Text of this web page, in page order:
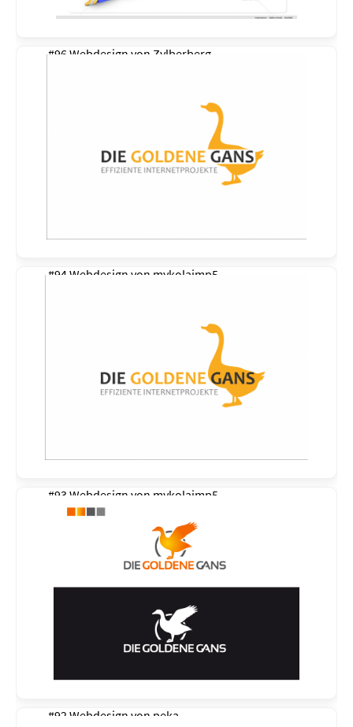
#96 Webdesign von Zylberberg
#94 Webdesign von mykolajmp5
#93 Webdesign von mykolajmp5
#92 Webdesign von peka